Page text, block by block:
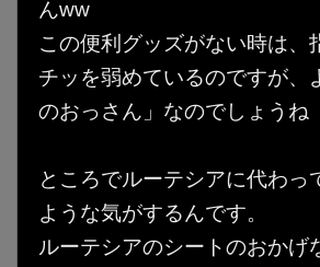
んww
この便利グッズがない時は
チッを弱めているのですが、
のおっさん」なのでしょうね
ところでルーテシアに代わ
ような気がするんです。
ルーテシアのシートのおかげ